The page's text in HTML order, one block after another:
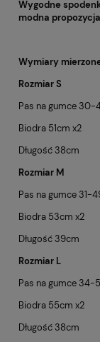
Wygodne
modna
Wymiary
Rozmiar S
Pas na gumce 30-
Biodra 51cm x2
Długość 38cm
Rozmiar M
Pas na gumce 31-
Biodra 53cm x2
Długość 39cm
Rozmiar L
Pas na gumce 34-
Biodra 55cm x2
Długość 38cm